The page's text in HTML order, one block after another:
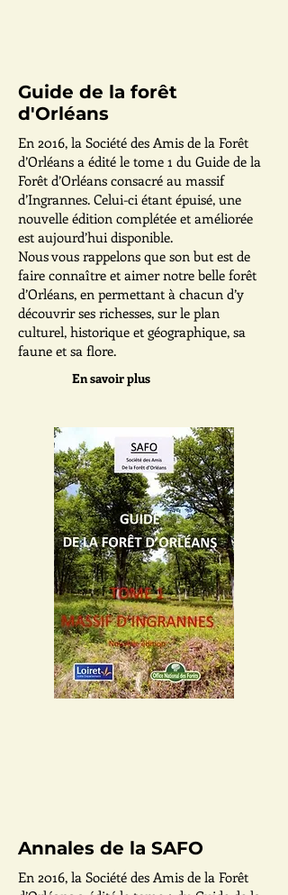
Annales de la SAFO
En 2016, la Société des Amis de la Forêt
Guide de la forêt
d'Orléans
En 2016, la Société des Amis de la Forêt
d’Orléans a édité le tome 1 du Guide de la
Forêt d’Orléans consacré au massif
d’Ingrannes. Celui-ci étant épuisé, une
nouvelle édition complétée et améliorée
est aujourd’hui disponible.
Nous vous rappelons que son but est de
faire connaître et aimer notre belle forêt
d’Orléans, en permettant à chacun d’y
découvrir ses richesses, sur le plan
culturel, historique et géographique, sa
faune et sa flore.
En savoir plus